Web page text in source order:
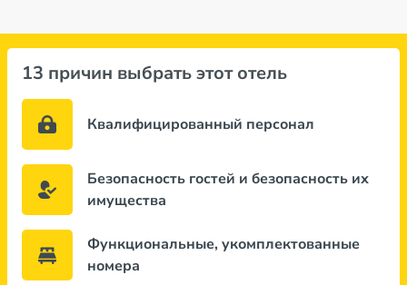
13 причин выбрать этот отель
Квалифицированный персонал
Безопасность гостей и безопасность их
имущества
Функциональные, укомплектованные
номера